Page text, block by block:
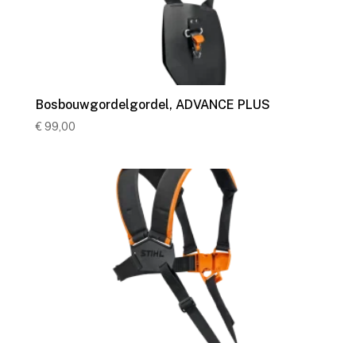
Bosbouwgordelgordel, ADVANCE PLUS
€ 99,00